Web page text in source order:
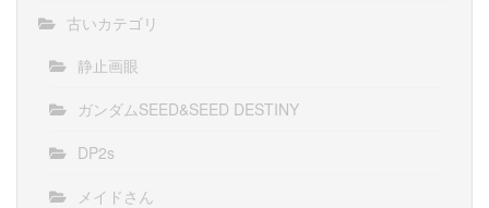
古いカテゴリ
静止画眼
ガンダムSEED&SEED DESTINY
DP2s
メイドさん